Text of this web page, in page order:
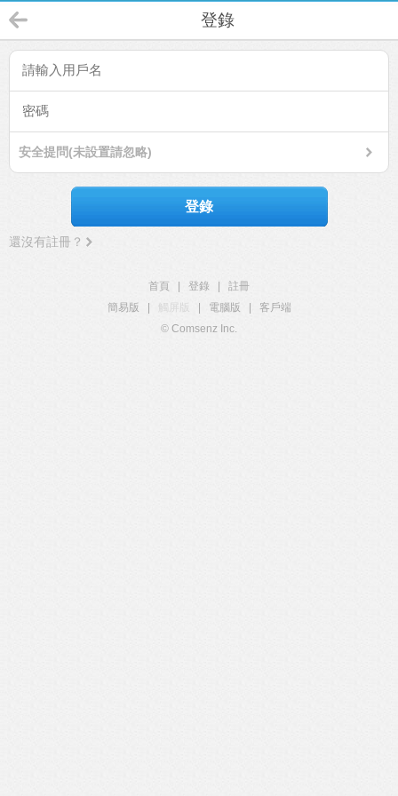
登錄
安全提問(未設置請忽略)
登錄
還沒有註冊？
首頁 登錄
註冊
簡易版
觸屏版 電腦版
客戶端
© Comsenz Inc.